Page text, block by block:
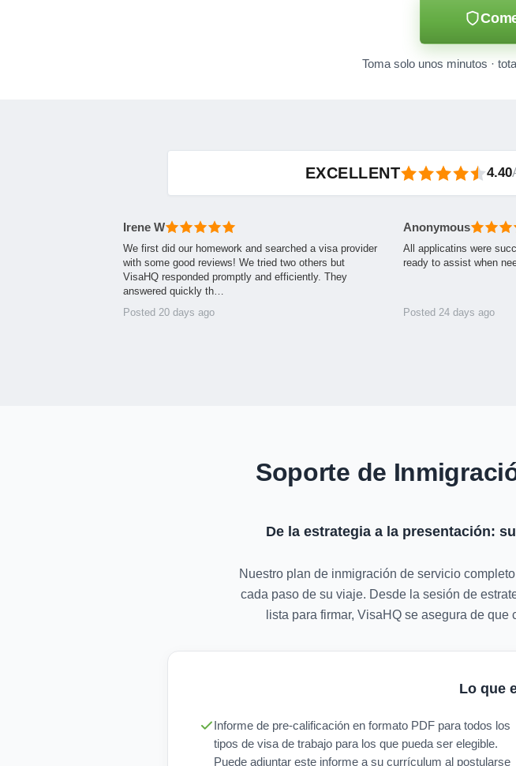
Toma solo unos minutos ·
EXCELLENT 4.40
Irene W
We first did our homework and searched a visa provider
with some good reviews! We tried two others but
VisaHQ responded promptly and efficiently. They
answered quickly th…
Posted 20 days ago
Anonymous
All applicatins were
ready to assist when
Posted 24 days ago
Soporte de
De la estrategia a la presentación:
Nuestro plan de inmigración de servicio
cada paso de su viaje. Desde la sesión de
lista para firmar, VisaHQ se asegura de
Lo que
Informe de pre-calificación en formato PDF para todos los
tipos de visa de trabajo para los que pueda ser elegible.
Puede adjuntar este informe a su currículum al postularse